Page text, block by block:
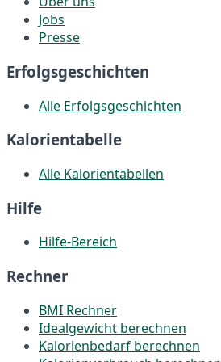
Jobs
Presse
Erfolgsgeschichten
Alle Erfolgsgeschichten
Kalorientabelle
Alle Kalorientabellen
Hilfe
Hilfe-Bereich
Rechner
BMI Rechner
Idealgewicht berechnen
Kalorienbedarf berechnen